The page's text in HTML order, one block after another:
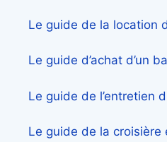
Le guide de la location
Le guide d’achat d’un
Le guide de l’entretien
Le guide de la croisière